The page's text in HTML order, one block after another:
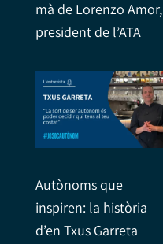
mà de Lorenzo Amor,
president de l’ATA
Autònoms que
inspiren: la història
d’en Txus Garreta